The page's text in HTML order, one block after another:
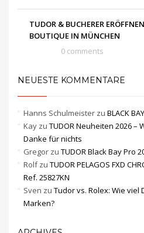
TUDOR & BUCHERER
BOUTIQUE IN MÜNCHEN
0 comments
NEUESTE KOMMENTARE
Hanns Schulmeister zu BLACK
Kay zu TUDOR Neuheiten 2026 –
Danke für nichts
Gregor zu TUDOR Black Bay Pro
Rolfzu TUDOR PELAGOS FXD
Ref. 25827KN
Sven zu Tudor vs. Rolex: Wie viel
Marken?